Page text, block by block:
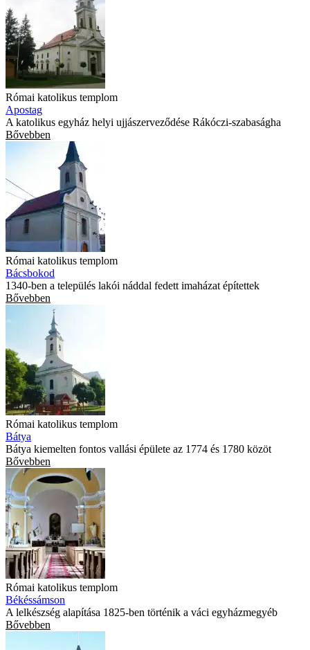
Római katolikus templom
Apostag
A katolikus egyház helyi ujjászerveződése Rákóczi-szabaságha
Bővebben
Római katolikus templom
Bácsbokod
1340-ben a település lakói náddal fedett imaházat építettek
Bővebben
Római katolikus templom
Bátya
Bátya kiemelten fontos vallási épülete az 1774 és 1780 közöt
Bővebben
Római katolikus templom
Békéssámson
A lelkészség alapítása 1825-ben történik a váci egyházmegyéb
Bővebben